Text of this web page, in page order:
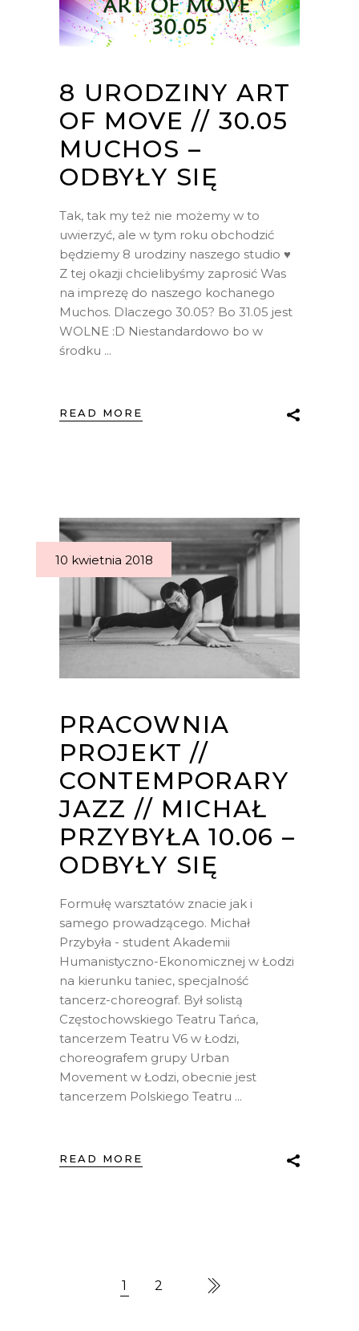
8 URODZINY ART
OF MOVE // 30.05
MUCHOS –
ODBYŁY SIĘ
Tak, tak my też nie możemy w to
uwierzyć, ale w tym roku obchodzić
będziemy 8 urodziny naszego studio ♥
Z tej okazji chcielibyśmy zaprosić Was
na imprezę do naszego kochanego
Muchos. Dlaczego 30.05? Bo 31.05 jest
WOLNE :D Niestandardowo bo w
środku
READ MORE
10 kwietnia 2018
PRACOWNIA
PROJEKT //
CONTEMPORARY
JAZZ // MICHAŁ
PRZYBYŁA 10.06 –
ODBYŁY SIĘ
Formułę warsztatów znacie jak i
samego prowadzącego. Michał
Przybyła - student Akademii
Humanistyczno-Ekonomicznej w Łodzi
na kierunku taniec, specjalność
tancerz-choreograf. Był solistą
Częstochowskiego Teatru Tańca,
tancerzem Teatru V6 w Łodzi,
choreografem grupy Urban
Movement w Łodzi, obecnie jest
tancerzem Polskiego Teatru
READ MORE
1 2